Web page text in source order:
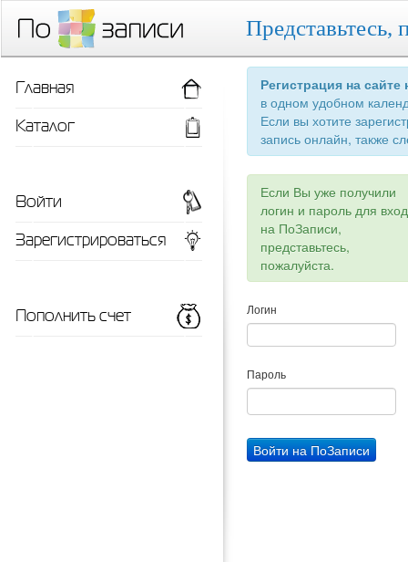
Представьтесь,
Регистрация на
в одном удобном
Если вы хотите
запись онлайн, также
Если Вы уже получили
логин и пароль для
на ПоЗаписи,
представьтесь,
пожалуйста.
Логин
Пароль
Главная
Каталог
Войти
Зарегистрироваться
Пополнить счет